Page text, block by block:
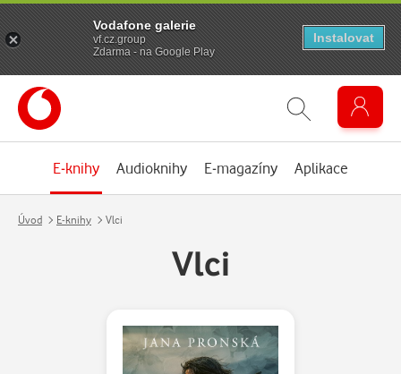
E-knihy Audioknihy E-magazíny Aplikace
Úvod E-knihy Vlci
Vlci
Vodafone galerie
vf.cz.group
Zdarma - na Google Play
Instalovat